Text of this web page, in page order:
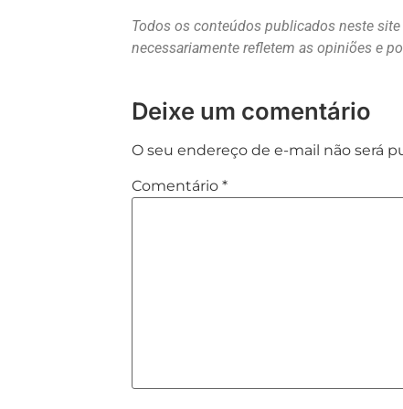
Todos os conteúdos publicados neste
necessariamente refletem as opiniões e
Deixe um comentário
O seu endereço de e-mail não será
Comentário*